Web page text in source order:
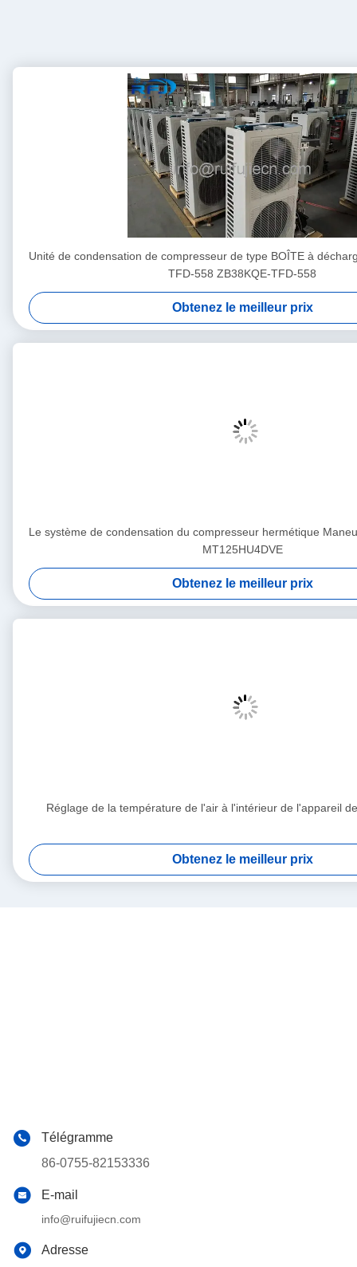
Unité de condensation de compresseur de type BOÎTE à
TFD-558 ZB38KQE-TFD-558
Obtenez le meilleur prix
Le système de condensation du compresseur hermétique
MT125HU4DVE
Obtenez le meilleur prix
Réglage de la température de l'air à l'intérieur de l'appareil
Obtenez le meilleur prix
Télégramme
86-0755-82153336
E-mail
info@ruifujiecn.com
Adresse